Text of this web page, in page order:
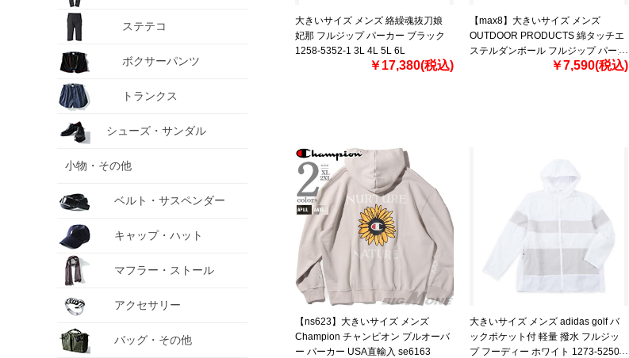
ステテコ
ボクサーパンツ
トランクス
シューズ・サンダル
小物・その他
ベルト・サスペンダー
キャップ・ハット
マフラー・ストール
アクセサリー
バッグ・その他
大きいサイズ メンズ 絡繰魂抜刀娘
妃那 フルジップ パーカー ブラック
1258-5352-1 3L 4L 5L 6L
￥17,380(税込)
【max8】大きいサイズ メンズ
OUTDOOR PRODUCTS 綿タッチエ
ステルダンボール フルジップ パーカ
ー カーキ 1258-5311-3 3L 4L 5L 6L
￥7,590(税込)
【ns623】大きいサイズ メンズ
Champion チャンピオン プルオーバ
ー パーカー USA直輸入 se6163
大きいサイズ メンズ adidas golf バ
ックポケット付 軽量 撥水 フルジッ
プ フーディー ホワイト 1273-5250-1